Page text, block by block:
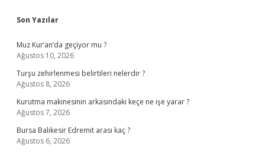
Sidebar
Son Yazılar
Muz Kur’an’da geçiyor mu ?
Ağustos 10, 2026
Turşu zehirlenmesi belirtileri nelerdir ?
Ağustos 8, 2026
Kurutma makinesinin arkasındaki keçe ne işe yarar ?
Ağustos 7, 2026
Bursa Balıkesir Edremit arası kaç ?
Ağustos 6, 2026